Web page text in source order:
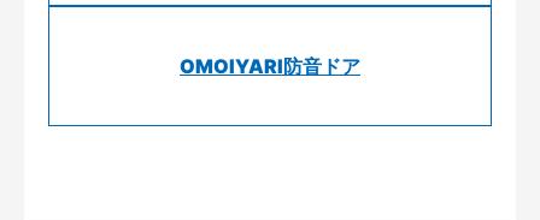
OMOIYARI防音ドア